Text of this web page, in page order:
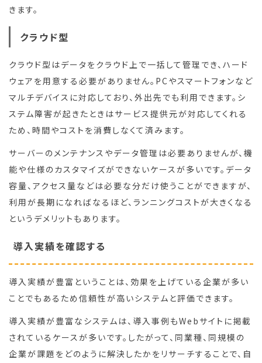
きます。
クラウド型
クラウド型はデータをクラウド上で一括して管理でき、ハード
ウェアを用意する必要がありません。PCやスマートフォンなど
マルチデバイスに対応しており、外出先でも利用できます。シ
ステム障害が起きたときはサービス提供元が対応してくれる
ため、時間やコストを消費しなくて済みます。
サーバーのメンテナンスやデータ管理は必要ありませんが、機
能や仕様のカスタマイズができないケースが多いです。データ
容量、アクセス量などは必要な分だけ使うことができますが、
利用が長期になればなるほど、ランニングコストが大きくなる
というデメリットもあります。
導入実績を確認する
導入実績が豊富ということは、効果を上げている企業が多い
ことでもあるため信頼性が高いシステムと評価できます。
導入実績が豊富なシステムは、導入事例もWebサイトに掲載
されているケースが多いです。したがって、同業種、同規模の
企業が課題をどのように解決したかをリサーチすることで、自